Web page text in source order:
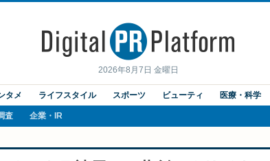
2026年8月7日 金曜日
タメ ライフスタイル スポーツ ビューティ 医療・科学
査 企業・IR